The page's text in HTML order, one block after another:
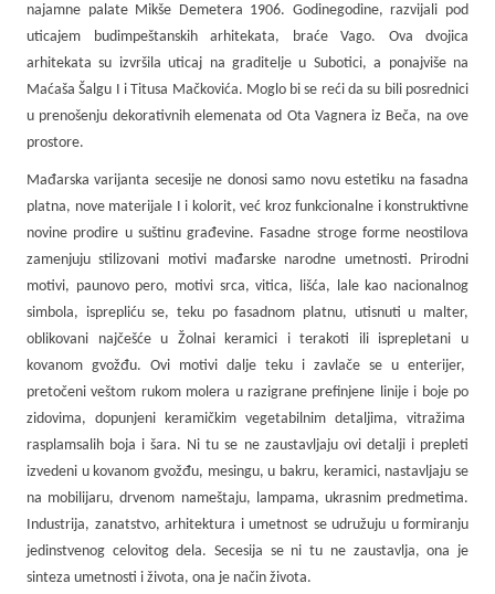
najamne palate Mikše Demetera 1906. Godinegodine, razvijali pod
uticajem budimpeštanskih arhitekata, braće Vago. Ova dvojica
arhitekata su izvršila uticaj na graditelje u Subotici, a ponajviše na
Maćaša Šalgu I i Titusa Mačkovića. Moglo bi se reći da su bili posrednici
u prenošenju dekorativnih elemenata od Ota Vagnera iz Beča, na ove
prostore.
Mađarska varijanta secesije ne donosi samo novu estetiku na fasadna
platna, nove materijale I i kolorit, već kroz funkcionalne i konstruktivne
novine prodire u suštinu građevine. Fasadne stroge forme neostilova
zamenjuju stilizovani motivi mađarske narodne umetnosti. Prirodni
motivi, paunovo pero, motivi srca, vitica, lišća, lale kao nacionalnog
simbola, isprepliću se, teku po fasadnom platnu, utisnuti u malter,
oblikovani najčešće u Žolnai keramici i terakoti ili isprepletani u
kovanom gvožđu. Ovi motivi dalje teku i zavlače se u enterijer,
pretočeni veštom rukom molera u razigrane prefinjene linije i boje po
zidovima, dopunjeni keramičkim vegetabilnim detaljima, vitražima
rasplamsalih boja i šara. Ni tu se ne zaustavljaju ovi detalji i prepleti
izvedeni u kovanom gvožđu, mesingu, u bakru, keramici, nastavljaju se
na mobilijaru, drvenom nameštaju, lampama, ukrasnim predmetima.
Industrija, zanatstvo, arhitektura i umetnost se udružuju u formiranju
jedinstvenog celovitog dela. Secesija se ni tu ne zaustavlja, ona je
sinteza umetnosti i života, ona je način života.